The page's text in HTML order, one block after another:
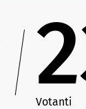
Votanti